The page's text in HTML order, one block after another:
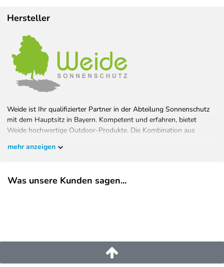
Hersteller
Weide ist Ihr qualifizierter Partner in der Abteilung Sonnenschutz
mit dem Hauptsitz in Bayern. Kompetent und erfahren, bietet
Weide hochwertige Outdoor-Produkte. Die Kombination aus
Wohlfühlambiente bei bestem Schutz. Bauen Sie Ihren Garten, wie
EU-Verantwortlicher
+49 821 79500 001
mehr anzeigen
Was unsere Kunden sagen...